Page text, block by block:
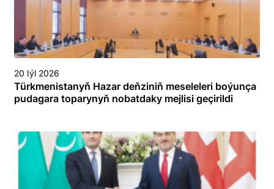
20 Iýl 2026
Türkmenistanyň Hazar deňziniň meseleleri boýunça
pudagara toparynyň nobatdaky mejlisi geçirildi